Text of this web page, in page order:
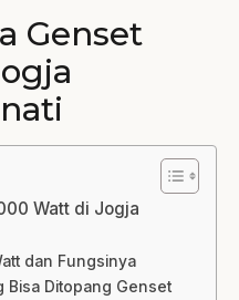
Genset
Watt di Jogja
dan Fungsinya
Bisa Ditopang Genset